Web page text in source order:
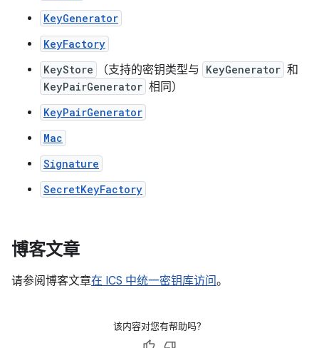
KeyGenerator
KeyFactory
KeyStore
（支持的密钥类型与 KeyGenerator 和
KeyPairGenerator 相同）
KeyPairGenerator
Mac
Signature
SecretKeyFactory
博客文章
请参阅博客文章在 ICS 中统一密钥库访问。
该内容对您有帮助吗？